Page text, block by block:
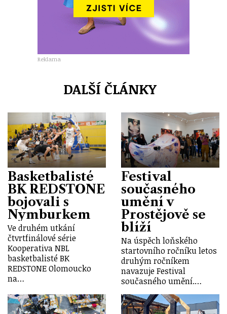
Reklama
DALŠÍ ČLÁNKY
Basketbalisté
BK REDSTONE
bojovali s
Nymburkem
Ve druhém utkání
čtvrtfinálové série
Kooperativa NBL
basketbalisté BK
REDSTONE Olomoucko
na…
Festival
současného
umění v
Prostějově se
blíží
Na úspěch loňského
startovního ročníku letos
druhým ročníkem
navazuje Festival
současného umění.…